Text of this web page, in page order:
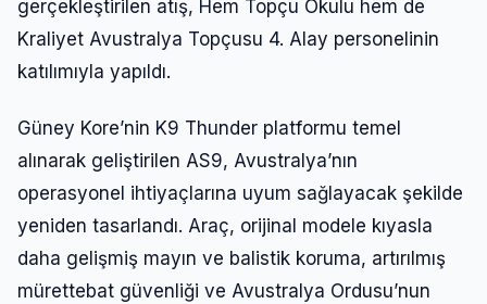
gerçekleştirilen atış, Hem Topçu Okulu hem de
Kraliyet Avustralya Topçusu 4. Alay personelinin
katılımıyla yapıldı.
Güney Kore’nin K9 Thunder platformu temel
alınarak geliştirilen AS9, Avustralya’nın
operasyonel ihtiyaçlarına uyum sağlayacak şekilde
yeniden tasarlandı. Araç, orijinal modele kıyasla
daha gelişmiş mayın ve balistik koruma, artırılmış
mürettebat güvenliği ve Avustralya Ordusu’nun